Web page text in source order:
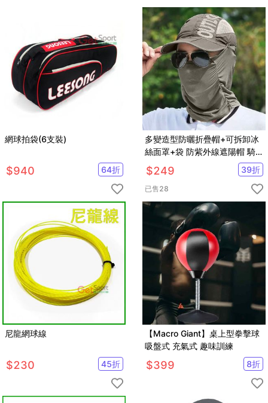
網球拍袋(6支裝)
$940 64折
多變造型防曬折疊帽+可拆卸冰
絲面罩+袋 防紫外線遮陽帽 騎
車/釣魚/打球【AG09015】
$249 39折
已售28
尼龍網球線
$230 45折
【Macro Giant】桌上型拳擊球
吸盤式 充氣式 趣味訓練
$399 8折